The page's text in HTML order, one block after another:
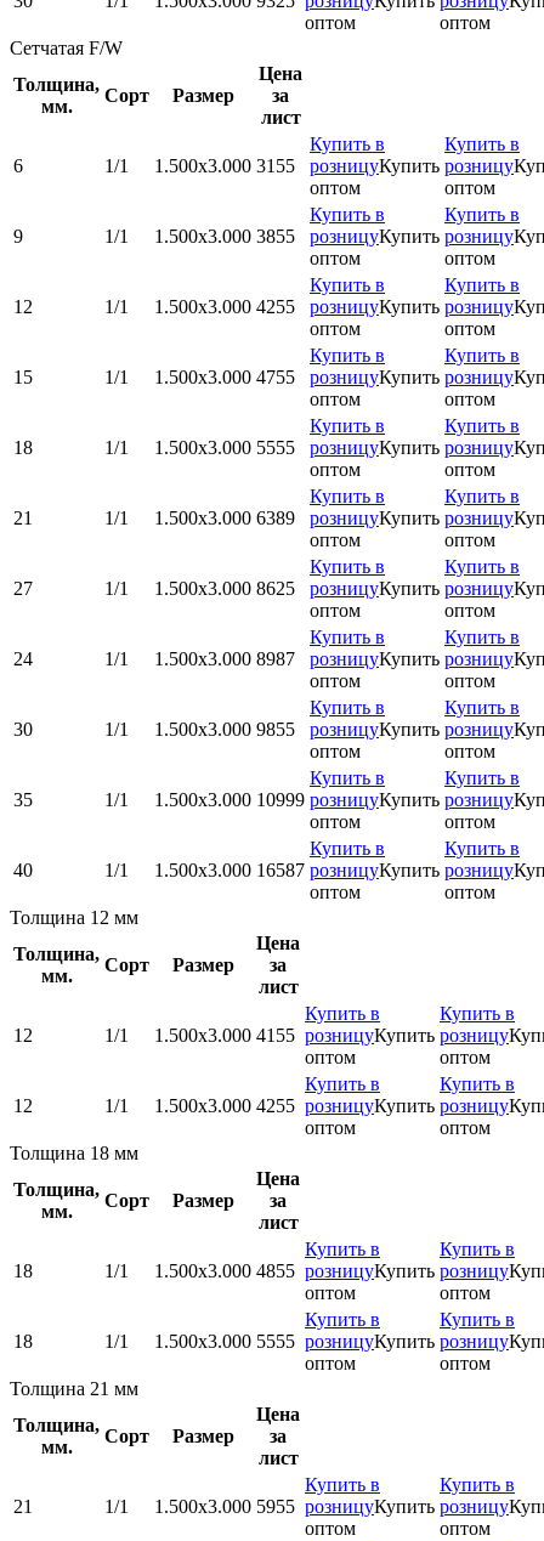
оптом
оптом
Сетчатая F/W
Толщина,
мм.
Сорт Размер
Цена
за
лист
6 1/1 1.500x3.000 3155
Купить в
розницуКупить
оптом
Купить в
розницу
оптом
9 1/1 1.500x3.000 3855
Купить в
розницуКупить
оптом
Купить в
розницу
оптом
12 1/1 1.500x3.000 4255
Купить в
розницуКупить
оптом
Купить в
розницу
оптом
15 1/1 1.500x3.000 4755
Купить в
розницуКупить
оптом
Купить в
розницу
оптом
18 1/1 1.500x3.000 5555
Купить в
розницуКупить
оптом
Купить в
розницу
оптом
21 1/1 1.500x3.000 6389
Купить в
розницуКупить
оптом
Купить в
розницу
оптом
27 1/1 1.500x3.000 8625
Купить в
розницуКупить
оптом
Купить в
розницу
оптом
24 1/1 1.500x3.000 8987
Купить в
розницуКупить
оптом
Купить в
розницу
оптом
30 1/1 1.500x3.000 9855
Купить в
розницуКупить
оптом
Купить в
розницу
оптом
35 1/1 1.500x3.000 10999
Купить в
розницуКупить
оптом
Купить в
розницу
оптом
40 1/1 1.500x3.000 16587
Купить в
розницуКупить
оптом
Купить в
розницу
оптом
Толщина 12 мм
Толщина,
мм.
Сорт Размер
Цена
за
лист
12 1/1 1.500x3.000 4155
Купить в
розницуКупить
оптом
Купить в
розницу
оптом
12 1/1 1.500x3.000 4255
Купить в
розницуКупить
оптом
Купить в
розницу
оптом
Толщина 18 мм
Толщина,
мм.
Сорт Размер
Цена
за
лист
18 1/1 1.500x3.000 4855
Купить в
розницуКупить
оптом
Купить в
розницу
оптом
18 1/1 1.500x3.000 5555
Купить в
розницуКупить
оптом
Купить в
розницу
оптом
Толщина 21 мм
Толщина,
мм.
Сорт Размер
Цена
за
лист
21 1/1 1.500x3.000 5955
Купить в
розницуКупить
оптом
Купить в
розницу
оптом